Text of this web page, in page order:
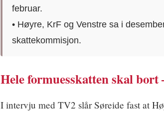
februar.
• Høyre, KrF og Venstre sa i
skattekommisjon.
Hele formuesskatten skal bort
I intervju med TV2 slår Søreide fast at